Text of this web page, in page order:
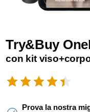
Try&Buy
con kit
Prova la nostra